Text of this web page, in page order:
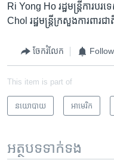
Ri Yong Ho រដ្ឋមន្ត្រីការប
Chol រដ្ឋមន្ត្រីក្រសួងការពារជ
ចែករំលែក
This item is part of
នយោបាយ អាមេរិក​
អត្ថបទ​ទាក់ទង